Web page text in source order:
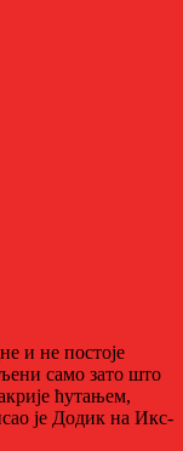
и не постоје
само зато што
ћутањем,
је Додик на Икс-